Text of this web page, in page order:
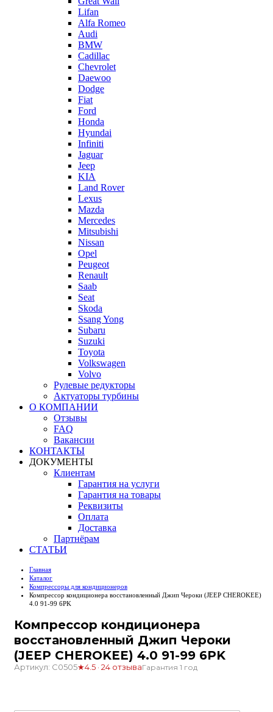
Lifan
Alfa Romeo
Audi
BMW
Cadillac
Chevrolet
Daewoo
Dodge
Fiat
Ford
Honda
Hyundai
Infiniti
Jaguar
Jeep
KIA
Land Rover
Lexus
Mazda
Mercedes
Mitsubishi
Nissan
Opel
Peugeot
Renault
Saab
Seat
Skoda
Ssang Yong
Subaru
Suzuki
Toyota
Volkswagen
Volvo
Рулевые редукторы
Актуаторы турбины
О КОМПАНИИ
Отзывы
FAQ
Вакансии
КОНТАКТЫ
ДОКУМЕНТЫ
Клиентам
Гарантия на услуги
Гарантия на товары
Реквизиты
Оплата
Доставка
Партнёрам
СТАТЬИ
Главная
Каталог
Компрессоры для кондиционеров
Компрессор кондиционера восстановленный Джип Чероки (JEEP CHEROKEE)
4.0 91-99 6PK
Компрессор кондиционера
восстановленный Джип Чероки
(JEEP CHEROKEE) 4.0 91-99 6PK
Артикул: C0505★4.5 · 24 отзываГарантия 1 год